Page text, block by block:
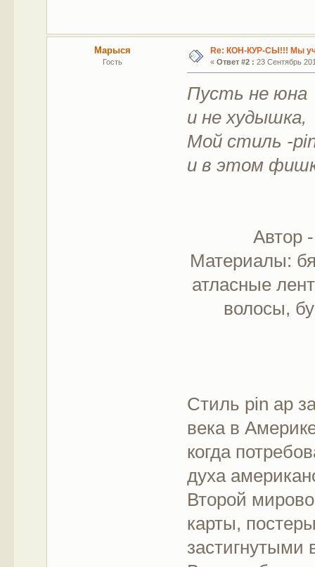
Марыся
Гость
Re: КОН-КУР-СЫ!!! Мы
« Ответ #2 : 23 Сентябрь
Пусть не юна
и не худышка,
Мой стиль -
и в этом
Автор
Материалы:
атласные
волосы,
Стиль pin ap
века в
когда
духа
Второй
карты,
застигнутыми